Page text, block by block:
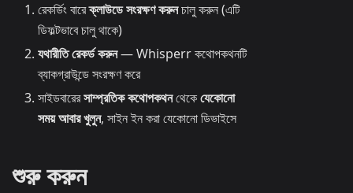
রেকর্ডিং বারেক্লাউডে সংরক্ষণ করুনচালু করুন (এটি
ডিফল্টভাবে চালু থাকে)
যথারীতি রেকর্ড করুন— Whisperr কথোপকথনটি
ব্যাকগ্রাউন্ডে সংরক্ষণ করে
সাইডবারেরসাম্প্রতিক কথোপকথনথেকেযেকোনো
সময় আবার খুলুন, সাইন ইন করা যেকোনো ডিভাইসে
শুরু করুন